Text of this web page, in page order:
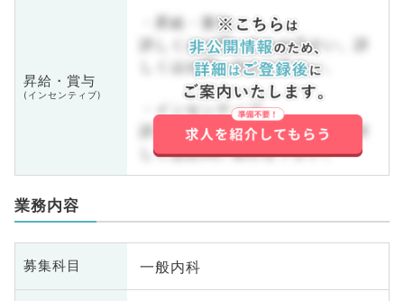
昇給・賞与
(インセンティブ)
・昇給・賞与
詳しくはお問い合わせ下さい。詳
しくはお問い合わせ下さい。
・インセンティブ
詳しくはお問い合わせ下さい。詳
しくはお問い合わせ下さい。
業務内容
募集科目 一般内科